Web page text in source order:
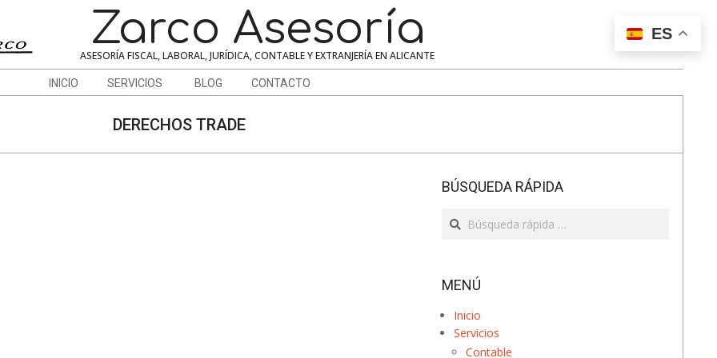
Zarco Asesoría
ASESORÍA FISCAL, LABORAL, JURÍDICA, CONTABLE Y EXTRANJERÍA EN ALICANTE
Search
INICIO SERVICIOS BLOG CONTACTO
DERECHOS TRADE
BÚSQUEDA RÁPIDA
Search
MENÚ
Inicio
Servicios
Contable
ES